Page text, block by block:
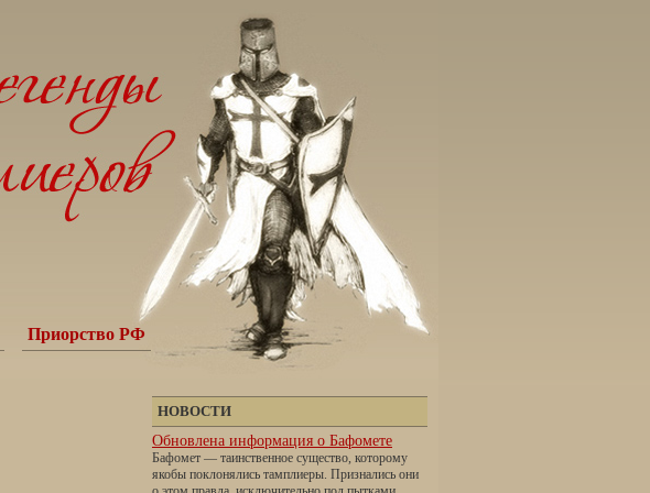
Приорство РФ
НОВОСТИ
Обновлена информация о Бафомете
Бафомет — таинственное существо, которому
якобы поклонялись тамплиеры. Признались они